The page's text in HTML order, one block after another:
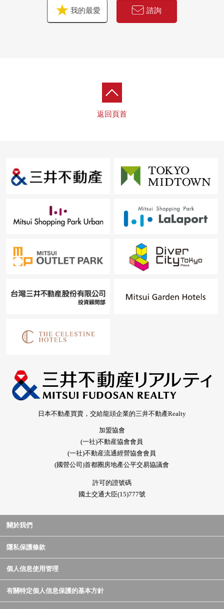
我的最愛 諮詢
返回頁首
日本不動產買賣，交給龍頭企業的三井不動產Realty
加盟協會
(一社)不動産協會會員
(一社)不動産流通經營協會會員
(國營公司)首都圈房地產公平交易協議會
許可的證號碼
國土交通大臣(15)777號
關於我們
隱私保護條款
個人信息使用管理
有關特定個人信息保護的基本方針